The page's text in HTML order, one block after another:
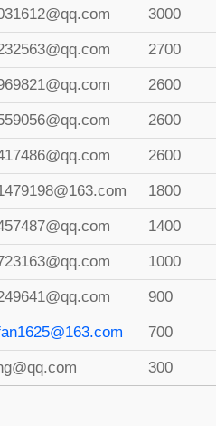
3000
2700
2600
2600
2600
1800
1400
1000
900
700
300